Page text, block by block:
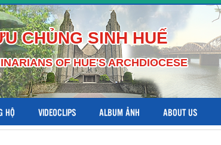
CHỦNG SINH HUẾ
OF HUE'S ARCHDIOCESE
HỘ VIDEOCLIPS ALBUM ẢNH ABOUT US